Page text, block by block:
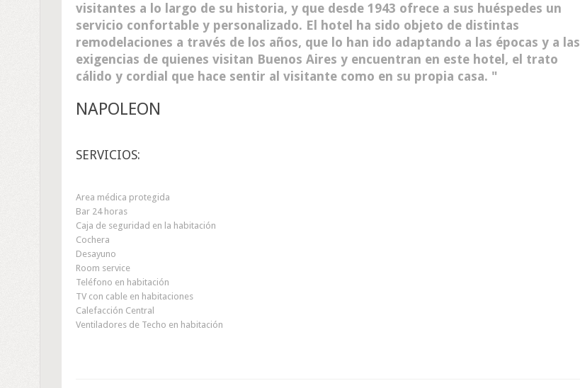
visitantes a lo largo de su historia, y que desde 1943 ofrece a sus huéspedes un
servicio confortable y personalizado. El hotel ha sido objeto de distintas
remodelaciones a través de los años, que lo han ido adaptando a las épocas y a las
exigencias de quienes visitan Buenos Aires y encuentran en este hotel, el trato
cálido y cordial que hace sentir al visitante como en su propia casa.
NAPOLEON
SERVICIOS:
Area médica protegida
Bar 24 horas
Caja de seguridad en la habitación
Cochera
Desayuno
Room service
Teléfono en habitación
TV con cable en habitaciones
Calefacción Central
Ventiladores de Techo en habitación